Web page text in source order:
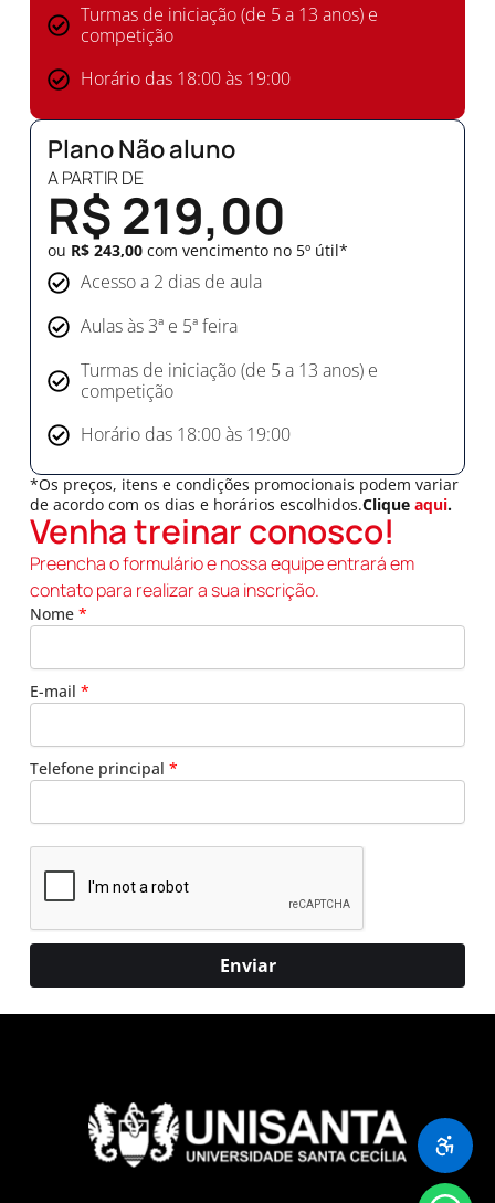
Turmas de iniciação (de 5 a 13 anos) e
competição
Horário das 18:00 às 19:00
Plano Não aluno
A PARTIR DE
R$ 219,00
ou R$ 243,00com vencimento no 5º útil*
Acesso a 2 dias de aula
Aulas às 3ª e 5ª feira
Turmas de iniciação (de 5 a 13 anos) e
competição
Horário das 18:00 às 19:00
*Os preços, itens e condições promocionais podem variar
de acordo com os dias e horários escolhidos.Clique aqui.
Venha treinar conosco!
Preencha o formulário e nossa equipe entrará em
contato para realizar a sua inscrição.
Nome *
E-mail *
Telefone principal *